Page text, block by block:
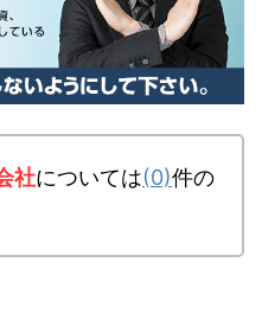
社については(0)件の